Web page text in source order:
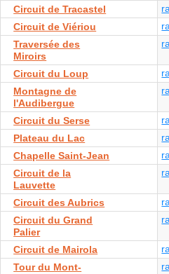
Circuit de Tracastel
Circuit de Viériou
Traversée des
Miroirs
Circuit du Loup
Montagne de
l'Audibergue
Circuit du Serse
Plateau du Lac
Chapelle Saint-Jean
Circuit de la
Lauvette
Circuit des Aubrics
Circuit du Grand
Palier
Circuit de Mairola
Tour du Mont-